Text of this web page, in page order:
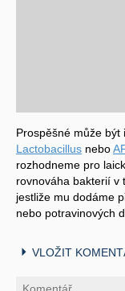
Prospěšné může
Lactobacillus nebo
rozhodneme pro
rovnováha bakterií v
jestliže mu dodáme
nebo potravinových
VLOŽIT